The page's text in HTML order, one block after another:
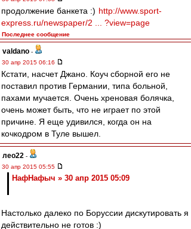
продолжение банкета :) http://www.sport-
express.ru/newspaper/2 ... ?view=page
Последнее сообщение
valdano -
30 апр 2015 06:16
Кстати, насчет Джано. Коуч сборной его не
поставил против Германии, типа больной,
пахами мучается. Очень хреновая болячка,
очень может быть, что не играет по этой
причине. Я еще удивился, когда он на
кочкодром в Туле вышел.
лео22 -
30 апр 2015 05:55
НафНафыч » 30 апр 2015 05:09
Настолько далеко по Боруссии дискутировать я
действительно не готов :)